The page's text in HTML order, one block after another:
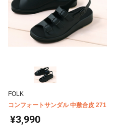
FOLK
コンフォートサンダル 中敷合皮 271
¥3,990